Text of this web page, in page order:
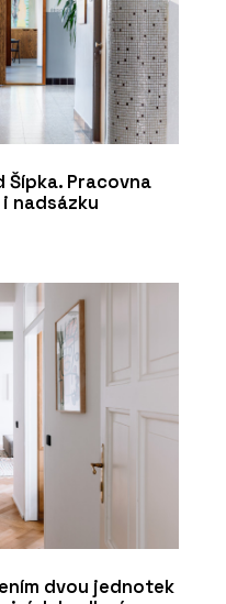
Pracovna
nadsázku
dvou jednotek